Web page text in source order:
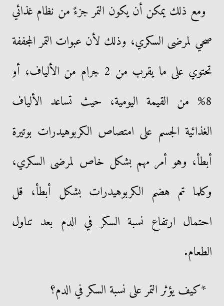
ومع ذلك يمكن أن يكون التمر جزءً من نظام غذائي
صحي لمرضى السكري، وذلك لأن عبوات التمر المجففة
تحتوي على ما يقرب من 2 جرام من الألياف، أو
8% من القيمة اليومية، حيث تساعد الألياف
الغذائية الجسم على امتصاص الكربوهيدرات بوتيرة
أبطأ، وهو أمر مهم بشكل خاص لمرضى السكري،
وكلما تم هضم الكربوهيدرات بشكل أبطأ، قل
احتمال ارتفاع نسبة السكر في الدم بعد تناول
الطعام.
*كيف يؤثر التمر على نسبة السكر في الدم؟